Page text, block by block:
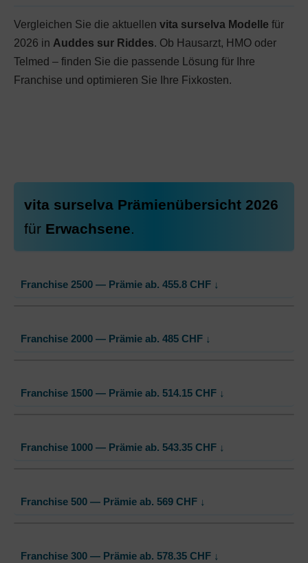
Vergleichen Sie die aktuellen vita surselva Modelle für
2026 in Auddes sur Riddes. Ob Hausarzt, HMO oder
Telmed – finden Sie die passende Lösung für Ihre
Franchise und optimieren Sie Ihre Fixkosten.
vita surselva Prämienübersicht 2026
für Erwachsene.
Franchise 2500 — Prämie ab. 455.8 CHF ↓
Franchise 2000 — Prämie ab. 485 CHF ↓
Franchise 1500 — Prämie ab. 514.15 CHF ↓
Franchise 1000 — Prämie ab. 543.35 CHF ↓
Franchise 500 — Prämie ab. 569 CHF ↓
Franchise 300 — Prämie ab. 578.35 CHF ↓